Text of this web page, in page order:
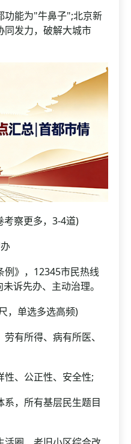
能为"牛鼻子";北京新
发力，破解大城市
察更多，3-4道)
》，12345市民热线
诉先办、主动治理。
单选多选高频)
所得、病有所医、
、公正性、安全性;
，所有基层民生题目